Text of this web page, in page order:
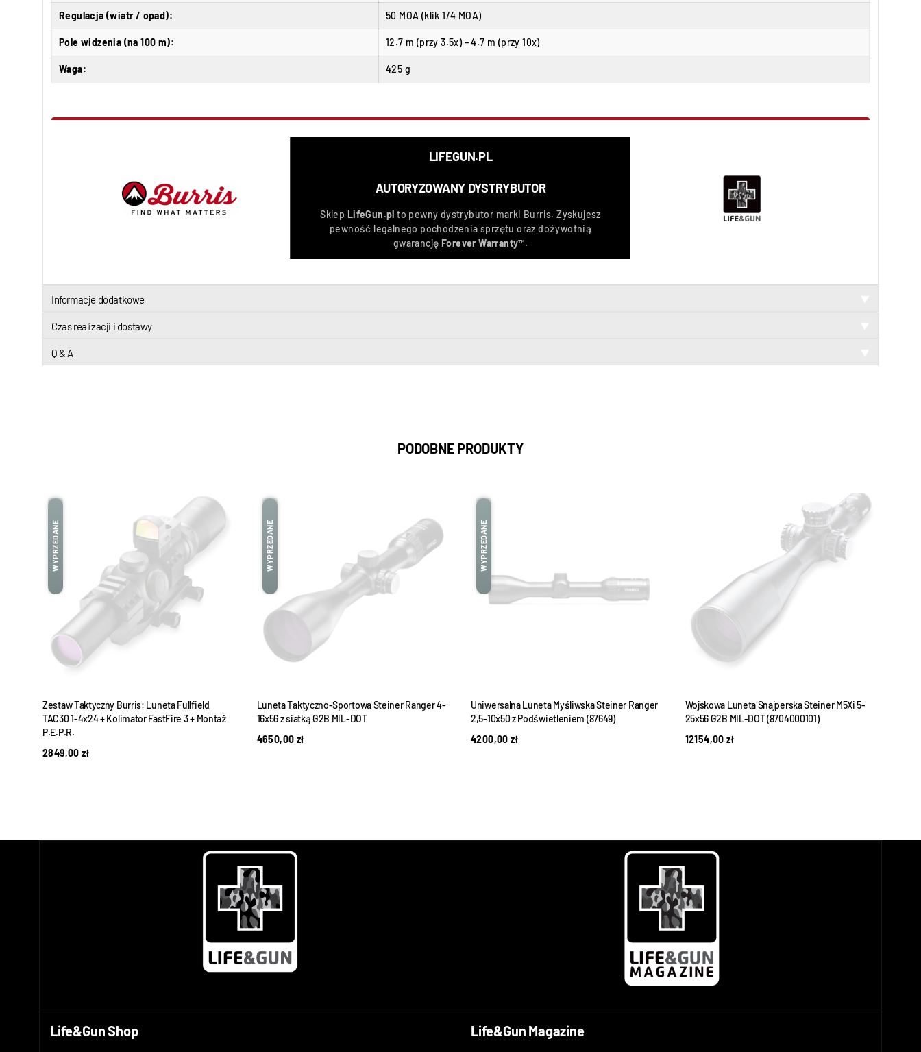
Regulacja (wiatr / opad): 50 MOA (klik 1/4 MOA)
Pole widzenia (na 100 m): 12.7 m (przy 3.5x) – 4.7 m (przy 10x)
Waga: 425 g
LIFEGUN.PL
AUTORYZOWANY DYSTRYBUTOR
Sklep LifeGun.pl to pewny dystrybutor marki Burris. Zyskujesz
pewność legalnego pochodzenia sprzętu oraz dożywotnią
gwarancję Forever Warranty™.
Informacje dodatkowe
Czas realizacji i dostawy
Q & A
PODOBNE PRODUKTY
WYPRZEDANE
Zestaw Taktyczny Burris: Luneta Fullfield
TAC30 1-4x24 + Kolimator FastFire 3 + Montaż
P.E.P.R.
2849,00zł
WYPRZEDANE
Luneta Taktyczno-Sportowa Steiner Ranger 4-
16x56 z siatką G2B MIL-DOT
4650,00 zł
WYPRZEDANE
Uniwersalna Luneta Myśliwska Steiner Ranger
2,5-10x50 z Podświetleniem (87649)
4200,00zł
Wojskowa Luneta Snajperska Steiner M5Xi 5-
25x56 G2B MIL-DOT (8704000101)
12154,00zł
Life&Gun Shop Life&Gun Magazine